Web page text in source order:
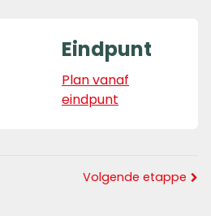
Eindpunt
Plan vanaf
eindpunt
Volgende etappe